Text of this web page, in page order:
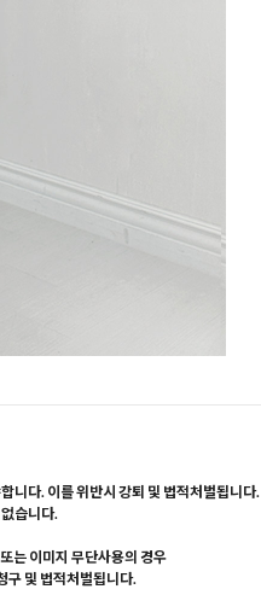
니다. 이를 위반시 강퇴 및 법적처벌됩니다.
습니다.
는 이미지 무단사용의 경우
구 및 법적처벌됩니다.